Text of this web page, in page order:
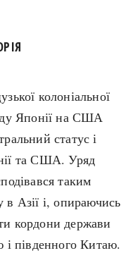
колоніальної
Японії на США
статус і
та США. Уряд
таким
в Азії і, опираючись
кордони держави
і південного Китаю.